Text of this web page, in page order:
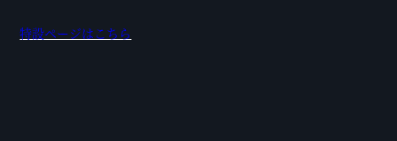
特設ページはこちら